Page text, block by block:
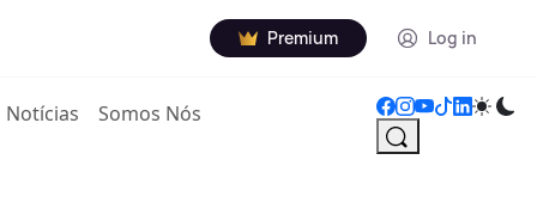
Premium Log in
Notícias Somos Nós